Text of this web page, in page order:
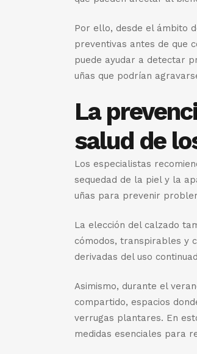
Por ello, desde el ámbito
preventivas antes de que
puede ayudar a detectar
uñas que podrían
La
salud de
Los especialistas
sequedad de la piel y la
uñas para prevenir
La elección del calzado
cómodos, transpirables y
derivadas del uso
Asimismo, durante el
compartido, espacios
verrugas plantares. En
medidas esenciales para